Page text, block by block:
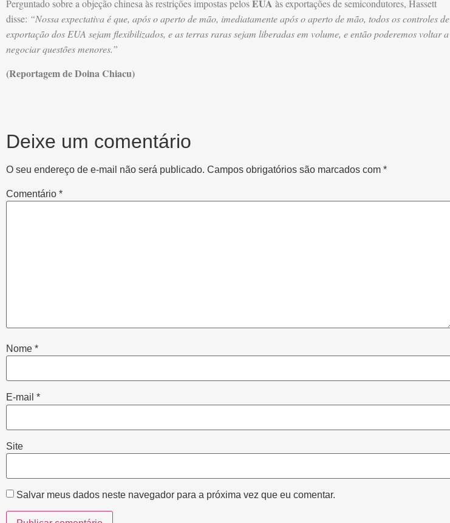
Perguntado sobre a objeção chinesa às restrições impostas pelosEUA às exportações de semicondutores, Hassett
disse: “Nossa expectativa é que, após o aperto de mão, imediatamente após o aperto de mão, todos os controles de
exportação dos EUA sejam flexibilizados, e as terras raras sejam liberadas em volume, e então poderemos voltar a
negociar questões menores.”
(Reportagem de Doina Chiacu)
Deixe um comentário
O seu endereço de e-mail não será publicado. Campos obrigatórios são marcados com *
Comentário *
Nome *
E-mail *
Site
Salvar meus dados neste navegador para a próxima vez que eu comentar.